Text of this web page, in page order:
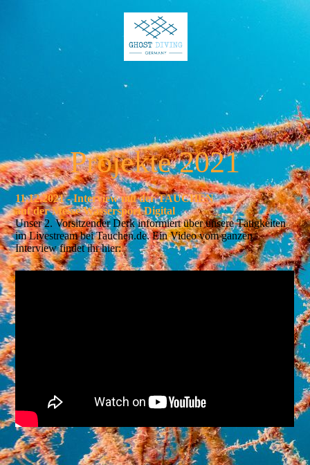
Projekte 2021
11.12.2021 - Interview mit der TAUCHEN
auf der Messe Wassersport Digital
Unser 2. Vorsitzender Derk informiert über unsere Tätigkeiten
im Livestream bei Tauchen.de. Ein Video vom ganzen
Interview findet ihr hier: